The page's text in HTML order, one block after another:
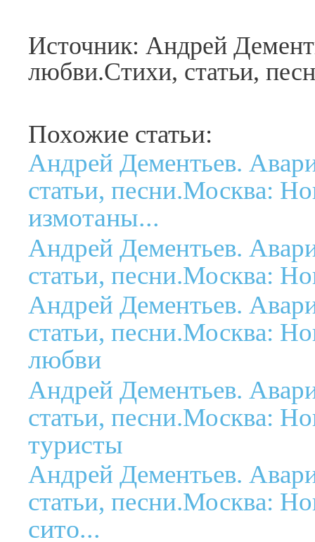
Источник: Андрей
любви.Стихи, статьи,
Похожие статьи:
Андрей Дементьев.
статьи, песни.Москва:
измотаны...
Андрей Дементьев.
статьи, песни.Москва:
Андрей Дементьев.
статьи, песни.Москва:
любви
Андрей Дементьев.
статьи, песни.Москва:
туристы
Андрей Дементьев.
статьи, песни.Москва:
сито...